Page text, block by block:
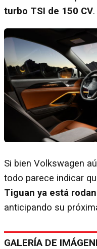
turbo TSI de 150 CV.
Si bien Volkswagen
todo parece indicar
Tiguan ya está
anticipando su
GALERÍA DE